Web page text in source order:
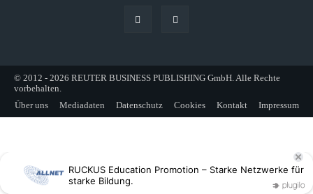
© 2012 - 2026 REUTER BUSINESS PUBLISHING GmbH. Alle Rechte
vorbehalten.
Über uns
Mediadaten Datenschutz Cookies Kontakt Impressum